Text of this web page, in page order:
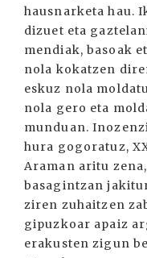
hausnarketa hau.
dizuet eta
mendiak, basoak
nola kokatzen
eskuz nola
nola gero eta
munduan.
hura gogoratuz,
Araman aritu
basagintzan
ziren zuhaitzen
gipuzkoar apaiz
erakusten zigun